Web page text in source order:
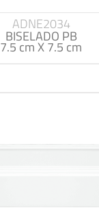
ADNE2034
BISELADO PB
7.5 cm X 7.5 cm